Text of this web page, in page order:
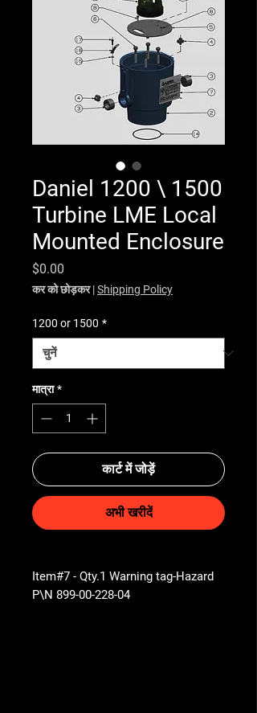
Daniel 1200 \ 1500
Turbine LME Local
Mounted Enclosure
$0.00
कर को छोड़कर|Shipping Policy
1200 or 1500 *
मात्रा *
कार्ट में जोड़ें
अभी खरीदें
Item#7 - Qty.1 Warning tag-Hazard
P\N 899-00-228-04